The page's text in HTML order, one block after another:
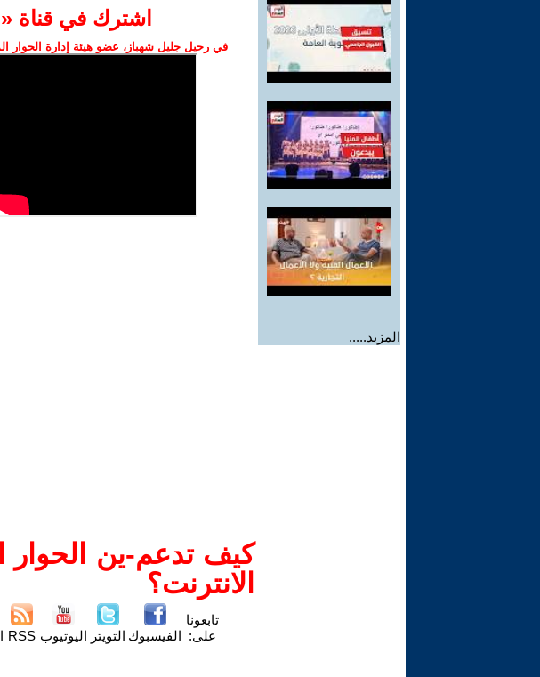
المزيد.....
اشترك في قناة
في رحيل جليل شهباز، عضو هيئة إدارة الحوار
كيف تدعم-ين الحوار
الانترنت؟
تابعونا
على: الفيسبوك التويتر اليوتيوب RSS